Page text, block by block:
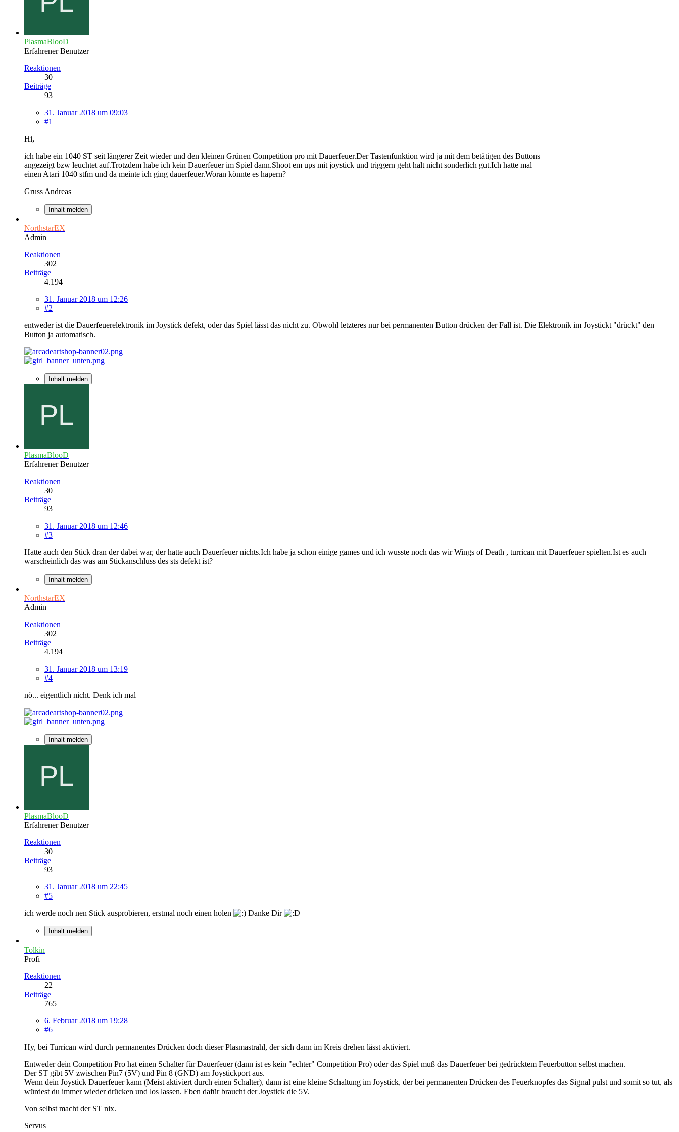
PlasmaBlooD
Erfahrener Benutzer
Reaktionen
30
Beiträge
93
31. Januar 2018 um 09:03
#1
Hi,
ich habe ein 1040 ST seit längerer Zeit wieder und den kleinen Grünen Competition pro mit Dauerfeuer.Der Tastenfunktion wird ja mit dem betätigen des Buttons
angezeigt bzw leuchtet auf.Trotzdem habe ich kein Dauerfeuer im Spiel dann.Shoot em ups mit joystick und triggern geht halt nicht sonderlich gut.Ich hatte mal
einen Atari 1040 stfm und da meinte ich ging dauerfeuer.Woran könnte es hapern?
Gruss Andreas
Inhalt melden
NorthstarEX
Admin
Reaktionen
302
Beiträge
4.194
31. Januar 2018 um 12:26
#2
entweder ist die Dauerfeuerelektronik im Joystick defekt, oder das Spiel lässt das nicht zu. Obwohl letzteres nur bei permanenten Button drücken der Fall ist. Die Elektronik im Joystickt "drückt" den
Button ja automatisch.
Inhalt melden
PlasmaBlooD
Erfahrener Benutzer
Reaktionen
30
Beiträge
93
31. Januar 2018 um 12:46
#3
Hatte auch den Stick dran der dabei war, der hatte auch Dauerfeuer nichts.Ich habe ja schon einige games und ich wusste noch das wir Wings of Death , turrican mit Dauerfeuer spielten.Ist es auch
warscheinlich das was am Stickanschluss des sts defekt ist?
Inhalt melden
NorthstarEX
Admin
Reaktionen
302
Beiträge
4.194
31. Januar 2018 um 13:19
#4
nö... eigentlich nicht. Denk ich mal
Inhalt melden
PlasmaBlooD
Erfahrener Benutzer
Reaktionen
30
Beiträge
93
31. Januar 2018 um 22:45
#5
ich werde noch nen Stick ausprobieren, erstmal noch einen holen
Danke Dir
Inhalt melden
Tolkin
Profi
Reaktionen
22
Beiträge
765
6. Februar 2018 um 19:28
#6
Hy, bei Turrican wird durch permanentes Drücken doch dieser Plasmastrahl, der sich dann im Kreis drehen lässt aktiviert.
Entweder dein Competition Pro hat einen Schalter für Dauerfeuer (dann ist es kein "echter" Competition Pro) oder das Spiel muß das Dauerfeuer bei gedrücktem Feuerbutton selbst machen.
Der ST gibt 5V zwischen Pin7 (5V) und Pin 8 (GND) am Joystickport aus.
Wenn dein Joystick Dauerfeuer kann (Meist aktiviert durch einen Schalter), dann ist eine kleine Schaltung im Joystick, der bei permanenten Drücken des Feuerknopfes das Signal pulst und somit so tut, als
würdest du immer wieder drücken und los lassen. Eben dafür braucht der Joystick die 5V.
Von selbst macht der ST nix.
Servus